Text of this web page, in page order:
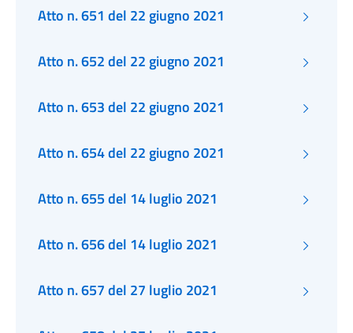
Atto n. 651 del 22 giugno 2021
Atto n. 652 del 22 giugno 2021
Atto n. 653 del 22 giugno 2021
Atto n. 654 del 22 giugno 2021
Atto n. 655 del 14 luglio 2021
Atto n. 656 del 14 luglio 2021
Atto n. 657 del 27 luglio 2021